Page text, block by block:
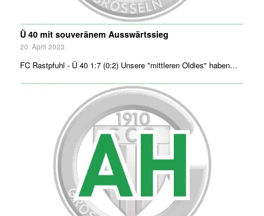
Ü 40 mit souveränem Ausswärtssieg
20. April 2023
FC Rastpfuhl - Ü 40 1:7 (0:2) Unsere "mittleren Oldies" haben…